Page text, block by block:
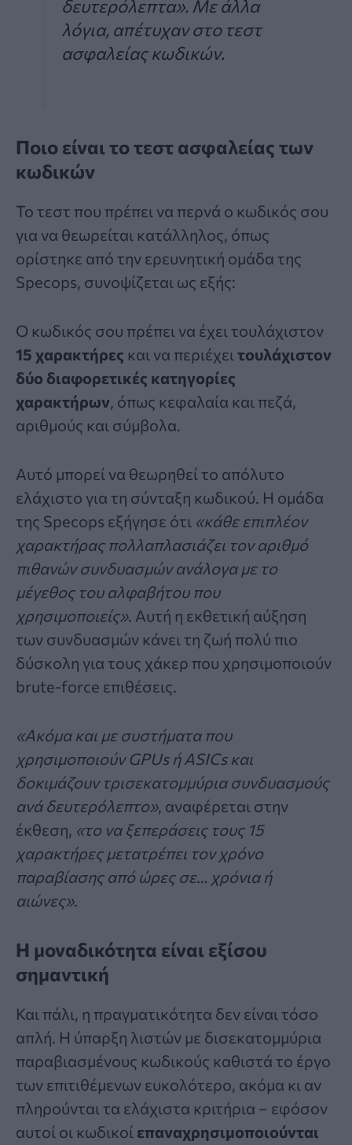
δευτερόλεπτα». Με άλλα
λόγια, απέτυχαν στο τεστ
ασφαλείας κωδικών.
Ποιο είναι το τεστ ασφαλείας των
κωδικών
Το τεστ που πρέπει να περνά ο κωδικός σου
για να θεωρείται κατάλληλος, όπως
ορίστηκε από την ερευνητική ομάδα της
Specops, συνοψίζεται ως εξής:
Ο κωδικός σου πρέπει να έχει τουλάχιστον
15 χαρακτήρες και να περιέχει τουλάχιστον
δύο διαφορετικές κατηγορίες
χαρακτήρων, όπως κεφαλαία και πεζά,
αριθμούς και σύμβολα.
Αυτό μπορεί να θεωρηθεί το απόλυτο
ελάχιστο για τη σύνταξη κωδικού. Η ομάδα
της Specops εξήγησε ότι «κάθε επιπλέον
χαρακτήρας πολλαπλασιάζει τον αριθμό
πιθανών συνδυασμών ανάλογα με το
μέγεθος του αλφαβήτου που
χρησιμοποιείς». Αυτή η εκθετική αύξηση
των συνδυασμών κάνει τη ζωή πολύ πιο
δύσκολη για τους χάκερ που χρησιμοποιούν
brute-force επιθέσεις.
«Ακόμα και με συστήματα που
χρησιμοποιούν GPUs ή ASICs και
δοκιμάζουν τρισεκατομμύρια συνδυασμούς
ανά δευτερόλεπτο», αναφέρεται στην
έκθεση, «το να ξεπεράσεις τους 15
χαρακτήρες μετατρέπει τον χρόνο
παραβίασης από ώρες σε… χρόνια ή
αιώνες».
Η μοναδικότητα είναι εξίσου
σημαντική
Και πάλι, η πραγματικότητα δεν είναι τόσο
απλή. Η ύπαρξη λιστών με δισεκατομμύρια
παραβιασμένους κωδικούς καθιστά το έργο
των επιτιθέμενων ευκολότερο, ακόμα κι αν
πληρούνται τα ελάχιστα κριτήρια – εφόσον
αυτοί οι κωδικοί επαναχρησιμοποιούνται